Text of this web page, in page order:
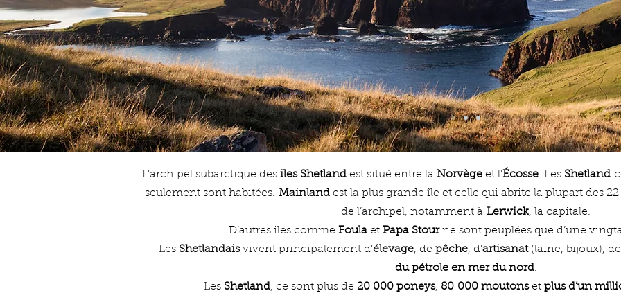
L’archipel subarctique des iles Shetland est situé entre la Norvège et l’Écosse. Les Shetland
seulement sont habitées. Mainlandest la plus grande île et celle qui abrite la plupart des
de l’archipel, notamment à Lerwick, la capitale.
D’autres iles comme Foulaet Papa Stourne sont peuplées que d’une
Les Shetlandaisvivent principalement d’élevage, de pêche, d’artisanat(laine, bijoux),
du pétrole en mer du nord.
Les Shetland, ce sont plus de 20 000 poneys, 80 000 moutonset plus d’un